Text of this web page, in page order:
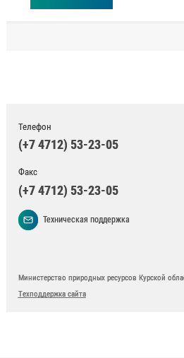
Телефон
(+7 4712) 53-23-05
Факс
(+7 4712) 53-23-05
Техническая поддержка
Министерство природных ресурсов Курской
Техподдержка сайта